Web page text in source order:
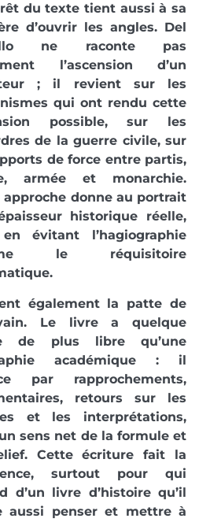
du texte tient aussi à sa
d’ouvrir les angles. Del
ne raconte pas
l’ascension d’un
; il revient sur les
qui ont rendu cette
possible, sur les
de la guerre civile, sur
de force entre partis,
armée et monarchie.
approche donne au portrait
historique réelle,
évitant l’hagiographie
le réquisitoire
également la patte de
Le livre a quelque
de plus libre qu’une
académique : il
par rapprochements,
retours sur les
et les interprétations,
sens net de la formule et
Cette écriture fait la
surtout pour qui
d’un livre d’histoire qu’il
aussi penser et mettre à